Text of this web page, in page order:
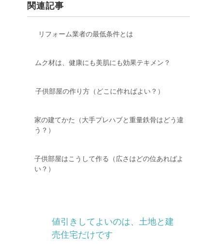
関連記事
リフォーム業者の最低条件とは
ムク材は、健康にも美肌にも効果テキメン？
子供部屋の作り方（どこに作ればよい？）
家の建てかた（大手プレハブと重量鉄骨はどう違
う？）
子供部屋はこうして作る（広さはどの位あればよ
い？）
値引きしてよいのは、土地と建
売住宅だけです